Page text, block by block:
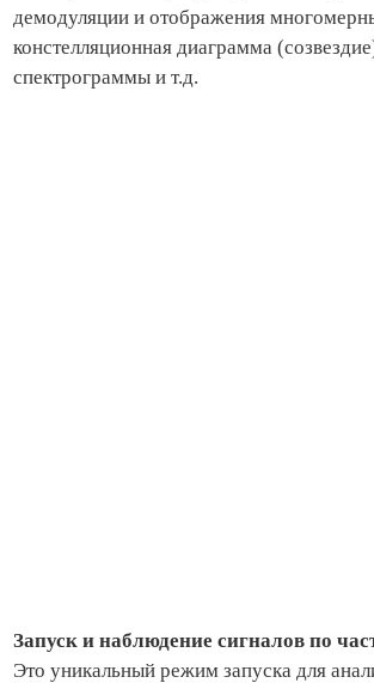
демодуляции и отображения
констелляционная диаграмма
спектрограммы и т.д.
Запуск и наблюдение сигналов по
Это уникальный режим запуска для